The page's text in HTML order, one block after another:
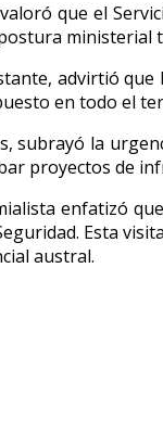
que el
ministerial
advirtió que
en todo el
subrayó la
proyectos de
enfatizó
Esta
austral.